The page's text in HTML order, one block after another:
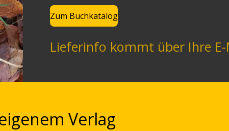
Zum Buchkatalog
Lieferinfo kommt über Ihre E-
Verlag